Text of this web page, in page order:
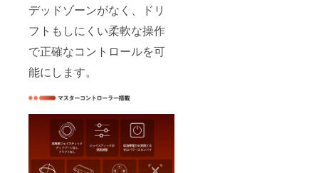
デッドゾーンがなく、ドリ
フトもしにくい柔軟な操作
で正確なコントロールを可
能にします。